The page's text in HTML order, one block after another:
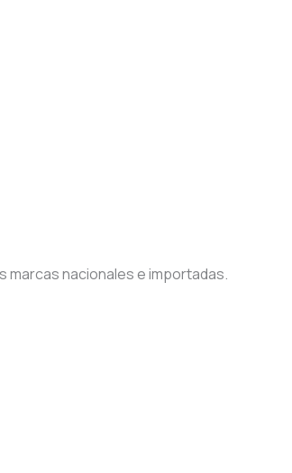
marcas nacionales e importadas.